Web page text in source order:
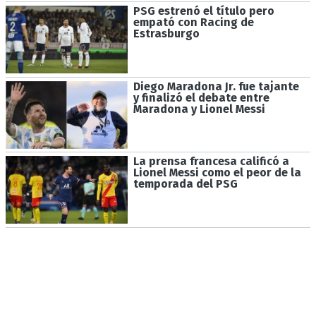
PSG estrenó el título pero
empató con Racing de
Estrasburgo
Diego Maradona Jr. fue tajante
y finalizó el debate entre
Maradona y Lionel Messi
La prensa francesa calificó a
Lionel Messi como el peor de la
temporada del PSG